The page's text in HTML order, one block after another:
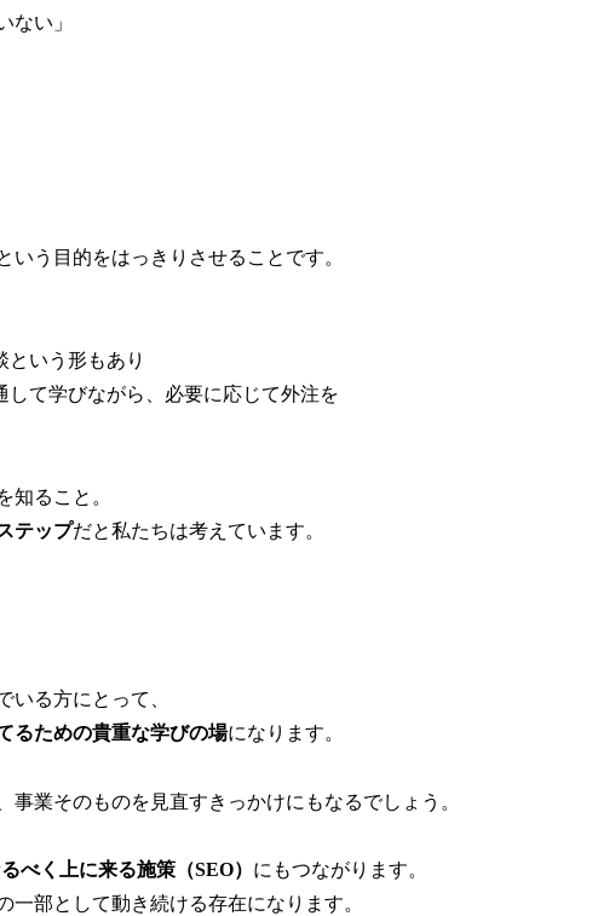
ない」
う目的をはっきりさせることです。
という形もあり
て学びながら、必要に応じて外注を
知ること。
テップだと私たちは考えています。
いる方にとって、
るための貴重な学びの場になります。
業そのものを見直すきっかけにもなるでしょう。
べく上に来る施策（SEO） にもつながります。
部として動き続ける存在になります。